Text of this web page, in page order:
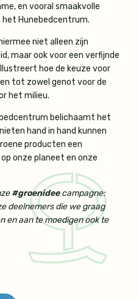
en vooral smaakvolle
het Hunebedcentrum.
niet alleen zijn
maar ook voor een verfijnde
hoe de keuze voor
tot zowel genot voor de
het milieu.
belichaamt het
hand in hand kunnen
producten een
onze planeet en onze
#groenideecampagne:
deelnemers die we graag
en aan te moedigen ook te